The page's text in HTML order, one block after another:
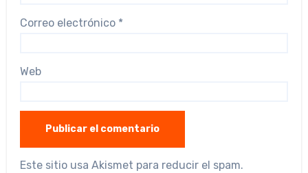
Correo electrónico *
Web
Este sitio usa Akismet para reducir el spam.